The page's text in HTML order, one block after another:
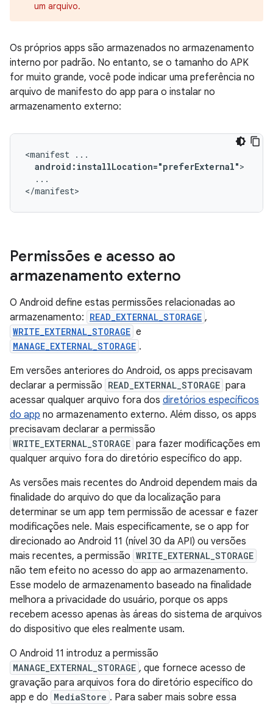
um arquivo.
Os próprios apps são armazenados no armazenamento
interno por padrão. No entanto, se o tamanho do APK
for muito grande, você pode indicar uma preferência no
arquivo de manifesto do app para o instalar no
armazenamento externo:
<manifest
android:installLocation="preferExternal"
...
</manifest>
Permissões e acesso ao
armazenamento externo
O Android define estas permissões relacionadas ao
armazenamento: READ_EXTERNAL_STORAGE ,
WRITE_EXTERNAL_STORAGE e
MANAGE_EXTERNAL_STORAGE .
Em versões anteriores do Android, os apps precisavam
declarar a permissão READ_EXTERNAL_STORAGE para
acessar qualquer arquivo fora dos diretórios específicos
do app no armazenamento externo. Além disso, os apps
precisavam declarar a permissão
WRITE_EXTERNAL_STORAGE para fazer modificações em
qualquer arquivo fora do diretório específico do app.
As versões mais recentes do Android dependem mais da
finalidade do arquivo do que da localização para
determinar se um app tem permissão de acessar e fazer
modificações nele. Mais especificamente, se o app for
direcionado ao Android 11 (nível 30 da API) ou versões
mais recentes, a permissão WRITE_EXTERNAL_STORAGE
não tem efeito no acesso do app ao armazenamento.
Esse modelo de armazenamento baseado na finalidade
melhora a privacidade do usuário, porque os apps
recebem acesso apenas às áreas do sistema de arquivos
do dispositivo que eles realmente usam.
O Android 11 introduz a permissão
MANAGE_EXTERNAL_STORAGE , que fornece acesso de
gravação para arquivos fora do diretório específico do
app e do MediaStore . Para saber mais sobre essa